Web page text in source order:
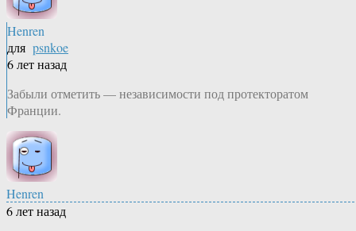
Henren
для psnkoe
6 лет назад
Забыли отметить — независимости под протекторатом
Франции.
Henren
6 лет назад